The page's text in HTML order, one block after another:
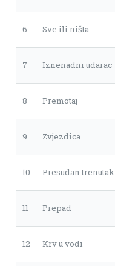
6 Sve ili ništa
7 Iznenadni udarac
8 Premotaj
9 Zvjezdica
10 Presudan trenutak
11 Prepad
12 Krv u vodi